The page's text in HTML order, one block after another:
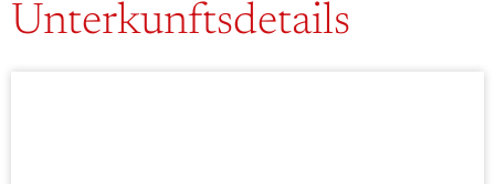
Unterkunftsdetails